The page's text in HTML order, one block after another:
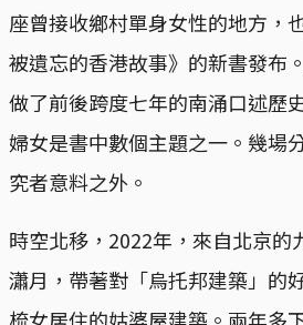
座曾接收鄉村單身女性的地方，
被遺忘的香港故事》的新書發布
做了前後跨度七年的南涌口述歷
婦女是書中數個主題之一。幾場
究者意料之外。
時空北移，2022年，來自北京的
瀟月，帶著對「烏托邦建築」的